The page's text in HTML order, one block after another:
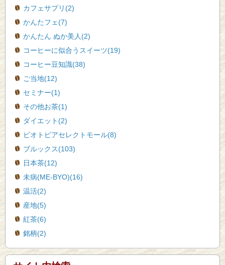
カフェサプリ(2)
かんたフェ(7)
かんたん ぬか美人(2)
コーヒーに似合うスイーツ(19)
コーヒー豆知識(38)
ご当地(12)
セミナー(1)
その他お茶(1)
ダイエット(2)
ビオトピアセレクトモール(8)
ブルックス(103)
日本茶(12)
未病(ME-BYO)(16)
温活(2)
産地(5)
紅茶(6)
銘柄(2)